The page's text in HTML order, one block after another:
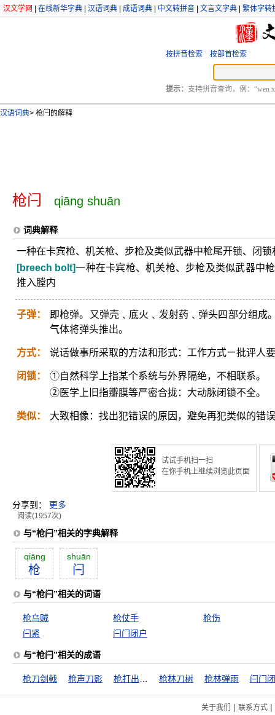
汉文学网 在线新华字典 汉语词典 成语词典 中文转拼音 文言文字典 繁体字转
按拼音检索 按部首检索
提示： 支持拼音查询，例：“wen
汉语词典> 枪闩的解释
枪闩 qiāng shuān
词典解释
一种在卡宾枪、机关枪、步枪及类似武器中枪尾开锁、闭
[breech bolt]一种在卡宾枪、机关枪、步枪及类似武器中
推入膛内
子弹：
即枪弹。又弹壳﹑底火﹑发射药﹑弹头四部分组
气体将弹头推出。
方式： 说话做事所采取的方法和形式：工作方式ㄧ批评人
闭锁：
①自然科学上指某个系统与外界隔绝，不相联系。
②医学上旧指瓣膜等严密合拢：大动脉闭锁不全。
类似： 大致相像：找出犯错误的原因，避免再犯类似的错
试试手机扫一扫
在你手机上继续浏览此页面
分享到： 更多
阅读(1957次)
与“枪闩”相关的字典解释
qiāng
枪
shuān
闩
与“枪闩”相关的词语
枪乌贼 枪仗手
枪伤
闩紧
闩门闭户
与“枪闩”相关的成语
枪刀剑戟 枪声刀影 枪林刀树 枪林弹雨 闩门
关于我们 | 联系方式|